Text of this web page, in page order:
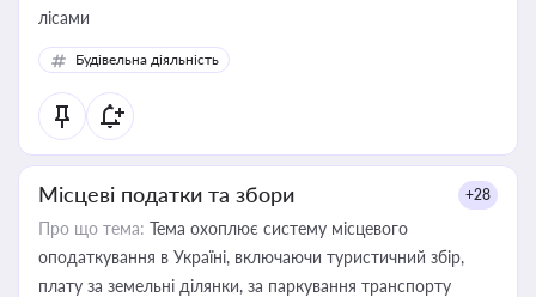
лісами
Будівельна діяльність
Місцеві податки та збори +28
Про що тема: Тема охоплює систему місцевого
оподаткування в Україні, включаючи туристичний збір,
плату за земельні ділянки, за паркування транспорту